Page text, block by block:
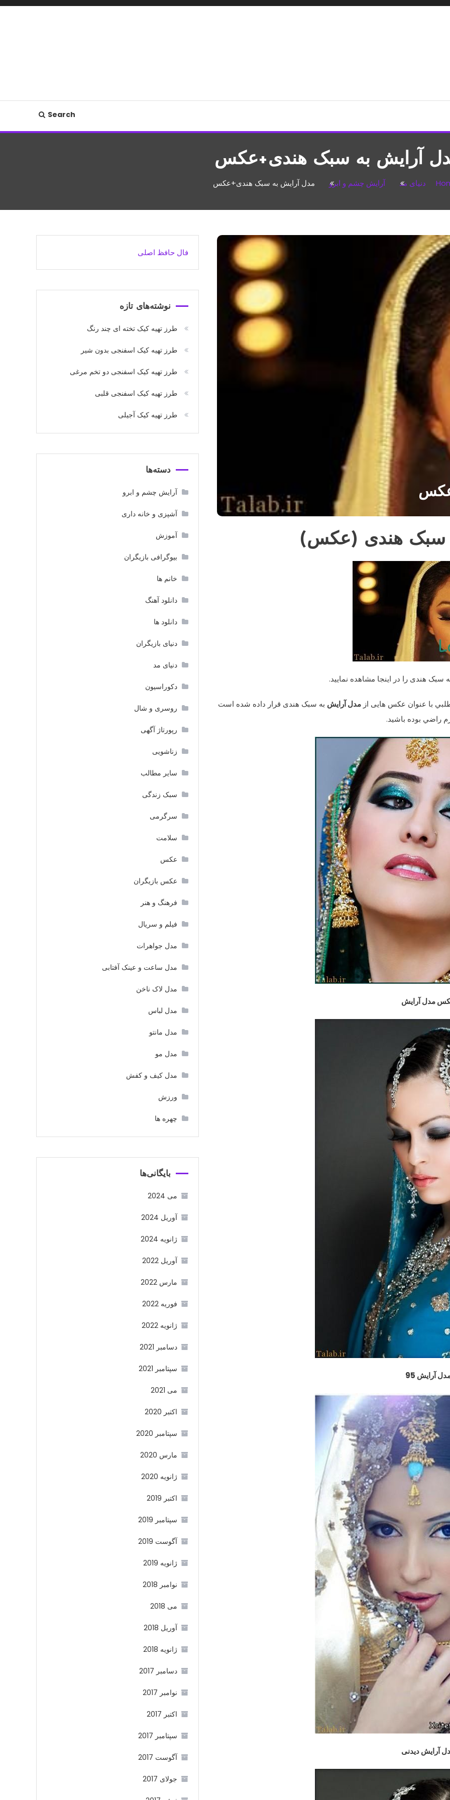
Search
آرایش به سبک هندی+عکس
دنیای مد آرایش چشم و ابرو مدل آرایش به سبک هندی+عکس
سبک هندی (عکس)
سبک هندی را در اینجا مشاهده نمایید.
با عنوان عکس هایی از مدل آرایش به سبک هندی قرار داده شده است
راضي بوده باشيد.
مدل آرایش
آرایش 95
آرایش دیدنی
فال حافظ اصلی
نوشته‌های تازه
طرز تهیه کیک تخته ای چند رنگ
طرز تهیه کیک اسفنجی بدون شیر
طرز تهیه کیک اسفنجی دو تخم مرغی
طرز تهیه کیک اسفنجی قلبی
طرز تهیه کیک آجیلی
دسته‌ها
آرایش چشم و ابرو
آشپزی و خانه داری
آموزش
بیوگرافی بازیگران
خانم ها
دانلود آهنگ
دانلود ها
دنیای بازیگران
دنیای مد
دکوراسیون
روسری و شال
رپورتاژ آگهی
زناشویی
سایر مطالب
سبک زندگی
سرگرمی
سلامت
عکس
عکس بازیگران
فرهنگ و هنر
فیلم و سریال
مدل جواهرات
مدل ساعت و عینک آفتابی
مدل لاک ناخن
مدل لباس
مدل مانتو
مدل مو
مدل کیف و کفش
ورزش
چهره ها
بایگانی‌ها
می 2024
آوریل 2024
ژانویه 2024
آوریل 2022
مارس 2022
فوریه 2022
ژانویه 2022
دسامبر 2021
سپتامبر 2021
می 2021
اکتبر 2020
سپتامبر 2020
مارس 2020
ژانویه 2020
اکتبر 2019
سپتامبر 2019
آگوست 2019
ژانویه 2019
نوامبر 2018
می 2018
آوریل 2018
ژانویه 2018
دسامبر 2017
نوامبر 2017
اکتبر 2017
سپتامبر 2017
آگوست 2017
جولای 2017